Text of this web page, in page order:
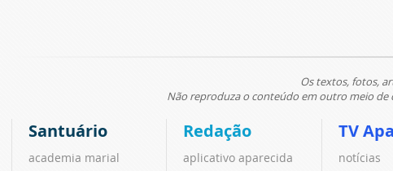
Os textos, fotos,
Não reproduza o conteúdo em outro meio de
Santuário
academia marial
Redação
aplicativo aparecida
TV
notícias